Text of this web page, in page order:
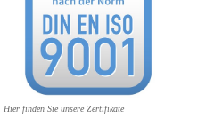
Hier finden Sie unsere Zertifikate